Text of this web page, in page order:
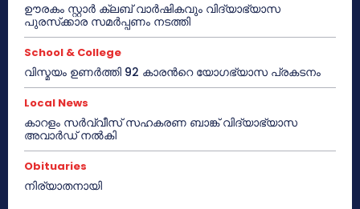
ഊരകം സ്റ്റാർ ക്ലബ് വാർഷികവും വിദ്യാഭ്യാസ
പുരസ്‌ക്കാര സമർപ്പണം നടത്തി
School & College
വിസ്മയം ഉണർത്തി 92 കാരൻറെ യോഗഭ്യാസ പ്രകടനം
Local News
കാറളം സർവ്വീസ് സഹകരണ ബാങ്ക് വിദ്യാഭ്യാസ
അവാർഡ് നൽകി
Obituaries
നിര്യാതനായി